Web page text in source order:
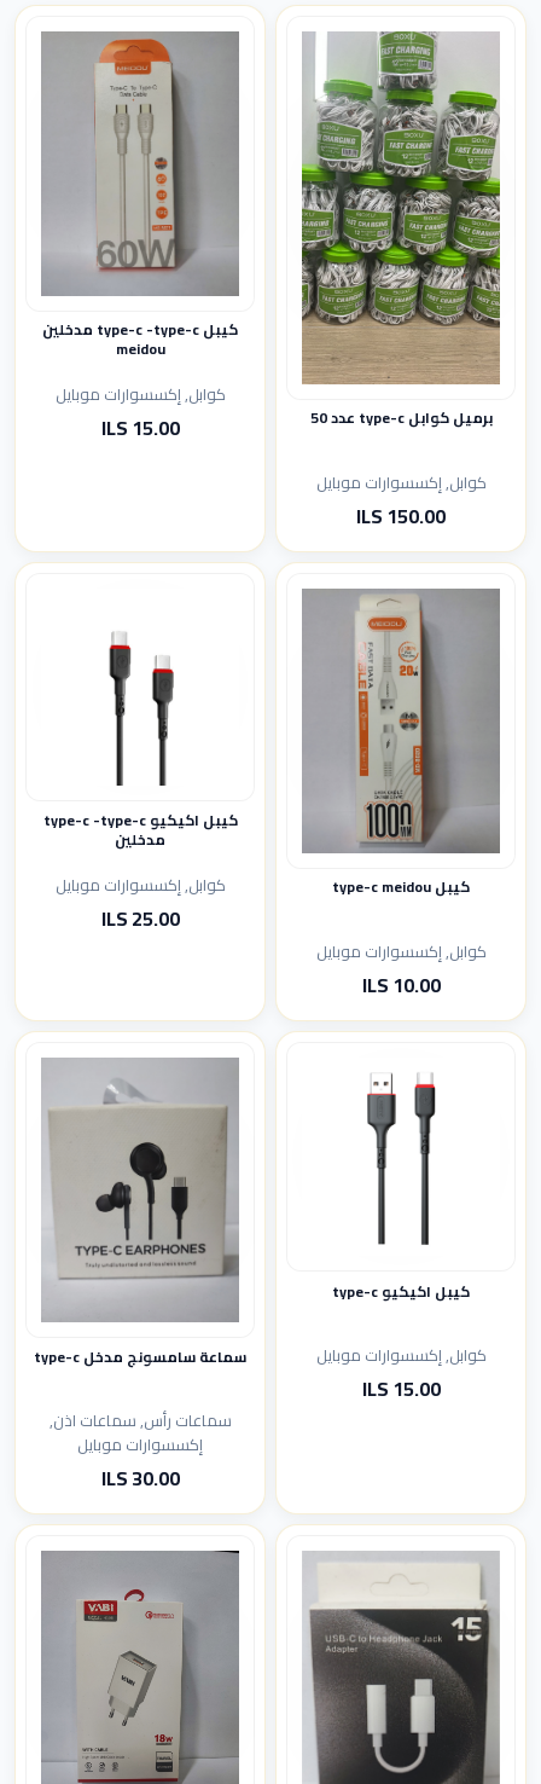
برميل كوابل type-c عدد 50
كوابل, إكسسوارات موبايل
150.00 ILS
كيبل type-c -type-c مدخلين
meidou
كوابل, إكسسوارات موبايل
15.00 ILS
كيبل type-c meidou
كوابل, إكسسوارات موبايل
10.00 ILS
كيبل اكيكيو type-c -type-c
مدخلين
كوابل, إكسسوارات موبايل
25.00 ILS
كيبل اكيكيو type-c
كوابل, إكسسوارات موبايل
15.00 ILS
سماعة سامسونج مدخل type-c
سماعات رأس, سماعات اذن,
إكسسوارات موبايل
30.00 ILS